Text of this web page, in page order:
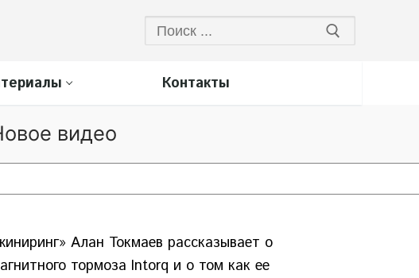
Искать:
Контакты
видео
Алан Токмаев рассказывает о
тормоза Intorq и о том как ее